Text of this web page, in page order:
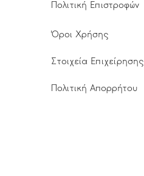
Πολιτική Επιστροφών
Όροι Χρήσης
Στοιχεία Επιχείρησης
Πολιτική Απορρήτου